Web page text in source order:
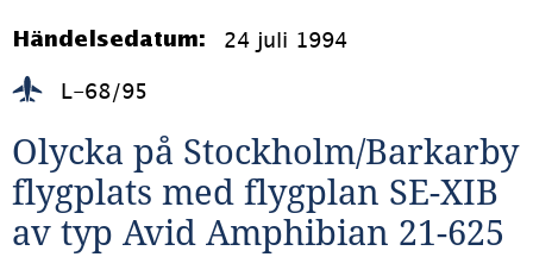
Händelsedatum: 24 juli 1994
L-68/95
Olycka på Stockholm/Barkarby
flygplats med flygplan SE-XIB
av typ Avid Amphibian 21-625